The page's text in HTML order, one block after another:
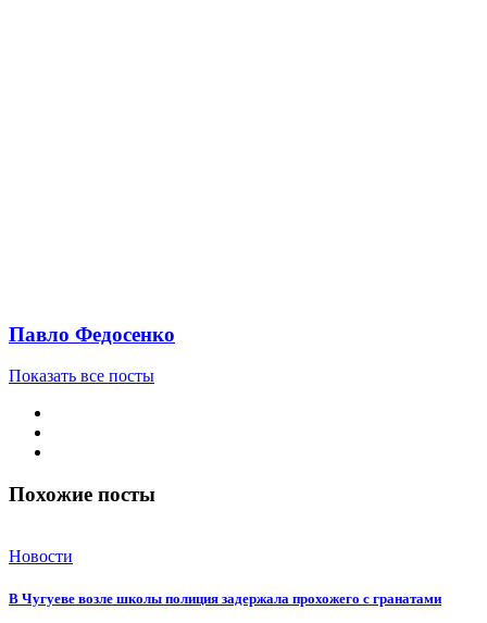
Павло Федосенко
Показать все посты
Похожие посты
Новости
В Чугуеве возле школы полиция задержала прохожего с гранатами